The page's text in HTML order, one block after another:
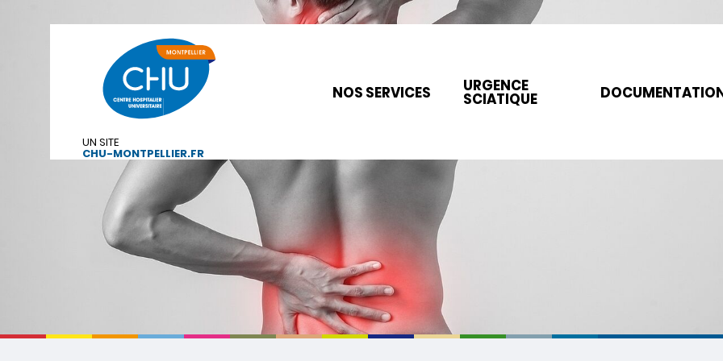
UN SITE
CHU-MONTPELLIER.FR
NOS SERVICES URGENCE
SCIATIQUE